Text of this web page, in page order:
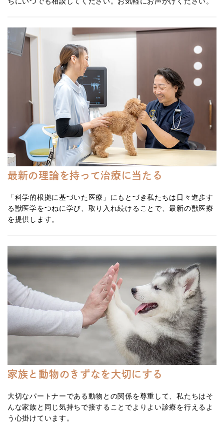
最新の理論を持って治療に当たる
「科学的根拠に基づいた医療」にもとづき私たちは日々進歩す
る獣医学をつねに学び、取り入れ続けることで、最新の獣医療
を提供します。
家族と動物のきずなを大切にする
大切なパートナーである動物との関係を尊重して、私たちはそ
んな家族と同じ気持ちで接することでよりよい診療を行えるよ
う心掛けています。